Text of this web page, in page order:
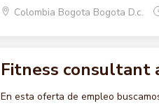
Colombia Bogota Bogota D.c.
Fitness consultant
En esta oferta de empleo